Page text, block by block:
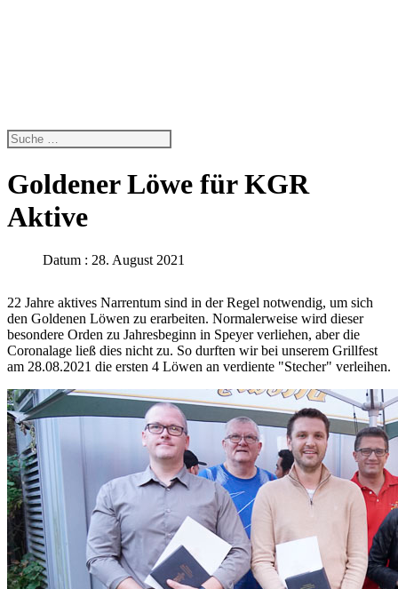
Goldener Löwe für KGR
Aktive
Datum : 28. August 2021
22 Jahre aktives Narrentum sind in der Regel notwendig, um sich
den Goldenen Löwen zu erarbeiten. Normalerweise wird dieser
besondere Orden zu Jahresbeginn in Speyer verliehen, aber die
Coronalage ließ dies nicht zu. So durften wir bei unserem Grillfest
am 28.08.2021 die ersten 4 Löwen an verdiente "Stecher" verleihen.